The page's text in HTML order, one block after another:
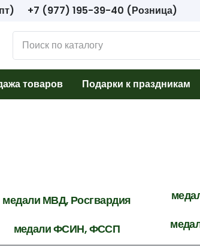
+7 (977) 195-39-40 (Розница)
товаров Подарки к праздникам
медали МВД, Росгвардия
медали ФСИН, ФССП